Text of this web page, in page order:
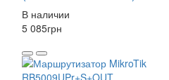
В наличии
5 085грн